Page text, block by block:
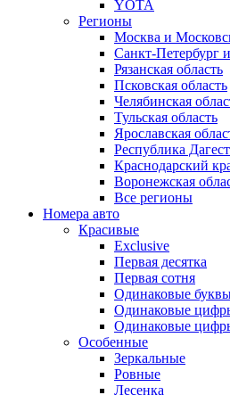
YOTA
Регионы
Москва и
Санкт-Петербург
Рязанская область
Псковская область
Челябинская
Тульская область
Ярославская
Республика
Краснодарский
Воронежская
Все регионы
Номера авто
Красивые
Exclusive
Первая десятка
Первая сотня
Одинаковые
Одинаковые
Одинаковые
Особенные
Зеркальные
Ровные
Лесенка